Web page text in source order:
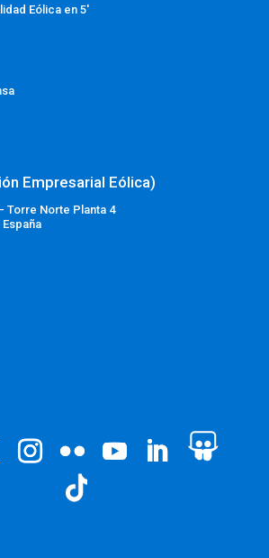
Eólica en 5′
Empresarial Eólica)
Torre Norte Planta 4